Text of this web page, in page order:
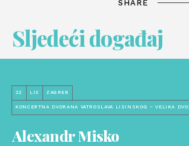
SHARE
Sljedeći događaj
22 LIS ZAGREB
KONCERTNA DVORANA VATROSLAVA LISINSKOG – VELIKA
Alexandr Misko